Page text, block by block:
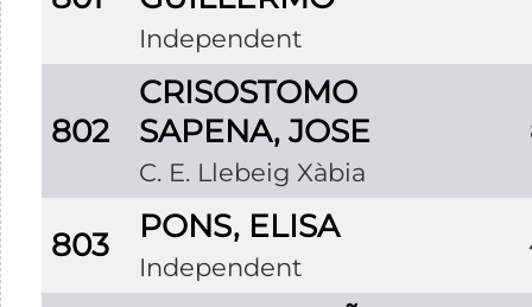
Independent
802
CRISOSTOMO
SAPENA, JOSE
C. E. Llebeig Xàbia
803 PONS, ELISA
Independent